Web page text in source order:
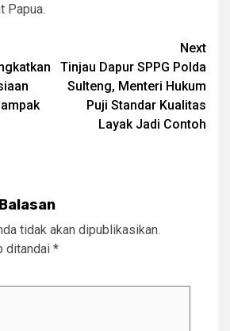
Papua.
Next
Tinjau Dapur SPPG Polda
Sulteng, Menteri Hukum
Puji Standar Kualitas
Layak Jadi Contoh
tidak akan dipublikasikan.
ditandai *